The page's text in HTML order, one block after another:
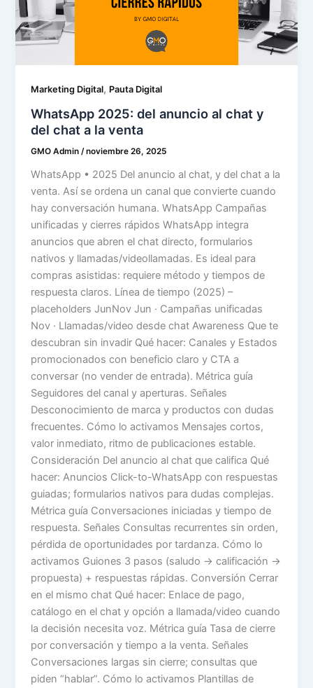
Marketing Digital, Pauta Digital
WhatsApp 2025: del anuncio al chat y
del chat a la venta
GMO Admin /noviembre 26, 2025
WhatsApp • 2025 Del anuncio al chat, y del chat a la
venta. Así se ordena un canal que convierte cuando
hay conversación humana. WhatsApp Campañas
unificadas y cierres rápidos WhatsApp integra
anuncios que abren el chat directo, formularios
nativos y llamadas/videollamadas. Es ideal para
compras asistidas: requiere método y tiempos de
respuesta claros. Línea de tiempo (2025) –
placeholders JunNov Jun · Campañas unificadas
Nov · Llamadas/video desde chat Awareness Que te
descubran sin invadir Qué hacer: Canales y Estados
promocionados con beneficio claro y CTA a
conversar (no vender de entrada). Métrica guía
Seguidores del canal y aperturas. Señales
Desconocimiento de marca y productos con dudas
frecuentes. Cómo lo activamos Mensajes cortos,
valor inmediato, ritmo de publicaciones estable.
Consideración Del anuncio al chat que califica Qué
hacer: Anuncios Click-to-WhatsApp con respuestas
guiadas; formularios nativos para dudas complejas.
Métrica guía Conversaciones iniciadas y tiempo de
respuesta. Señales Consultas recurrentes sin orden,
pérdida de oportunidades por tardanza. Cómo lo
activamos Guiones 3 pasos (saludo → calificación →
propuesta) + respuestas rápidas. Conversión Cerrar
en el mismo chat Qué hacer: Enlace de pago,
catálogo en el chat y opción a llamada/video cuando
la decisión necesita voz. Métrica guía Tasa de cierre
por conversación y tiempo a la venta. Señales
Conversaciones largas sin cierre; consultas que
piden “hablar”. Cómo lo activamos Plantillas de